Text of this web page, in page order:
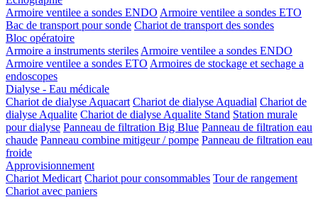
Armoire ventilee a sondes ENDO Armoire ventilee a sondes ETO
Bac de transport pour sonde Chariot de transport des sondes
Bloc opératoire
Armoire a instruments steriles Armoire ventilee a sondes ENDO
Armoire ventilee a sondes ETO Armoires de stockage et sechage a
endoscopes
Dialyse - Eau médicale
Chariot de dialyse Aquacart Chariot de dialyse Aquadial Chariot de
dialyse Aqualite Chariot de dialyse Aqualite Stand Station murale
pour dialyse Panneau de filtration Big Blue Panneau de filtration eau
chaude Panneau combine mitigeur / pompe Panneau de filtration eau
froide
Approvisionnement
Chariot Medicart Chariot pour consommables Tour de rangement
Chariot avec paniers